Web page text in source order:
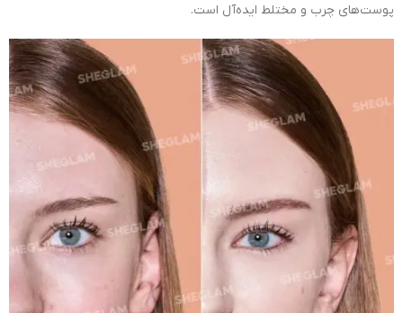
پوست‌های چرب و مختلط ایده‌آل است.